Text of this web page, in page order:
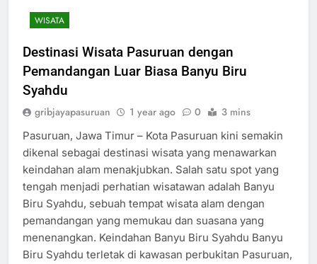
WISATA
Destinasi Wisata Pasuruan dengan
Pemandangan Luar Biasa Banyu Biru
Syahdu
gribjayapasuruan 1 year ago 0 3 mins
Pasuruan, Jawa Timur – Kota Pasuruan kini semakin
dikenal sebagai destinasi wisata yang menawarkan
keindahan alam menakjubkan. Salah satu spot yang
tengah menjadi perhatian wisatawan adalah Banyu
Biru Syahdu, sebuah tempat wisata alam dengan
pemandangan yang memukau dan suasana yang
menenangkan. Keindahan Banyu Biru Syahdu Banyu
Biru Syahdu terletak di kawasan perbukitan Pasuruan,